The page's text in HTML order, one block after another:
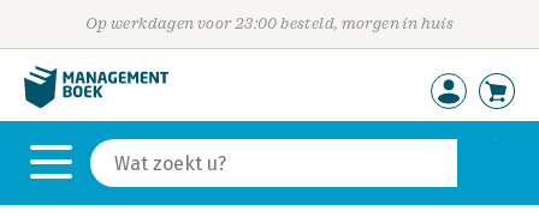
Op werkdagen voor 23:00 besteld, morgen in huis